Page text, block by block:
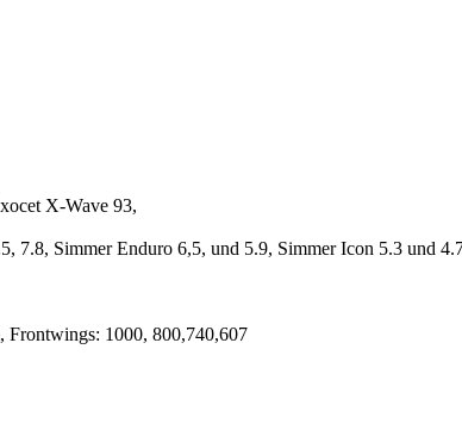
X-Wave 93,
7.8, Simmer Enduro 6,5, und 5.9, Simmer Icon 5.3 und
Frontwings: 1000, 800,740,607